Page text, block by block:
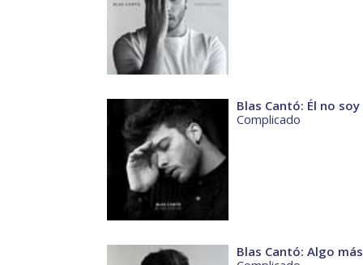
Blas Cantó: Él no
Complicado
Blas Cantó: Algo más